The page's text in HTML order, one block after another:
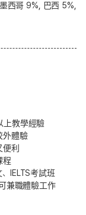
西哥 9%, 巴西 5%,
上教學經驗
外體驗
利
程
IELTS考試班
兼職體驗工作